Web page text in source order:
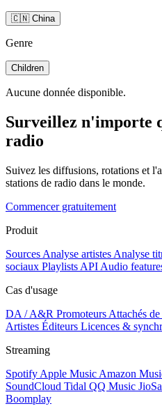
🇨🇳 China
Genre
Children
Aucune donnée disponible.
Surveillez n'importe
radio
Suivez les diffusions, rotations et
stations de radio dans le monde.
Commencer gratuitement
Produit
Sources Analyse artistes Analyse
sociaux Playlists API Audio
Cas d'usage
DA / A&R Promoteurs Attachés de
Artistes Éditeurs Licences &
Streaming
Spotify Apple Music Amazon
SoundCloud Tidal QQ Music
Boomplay